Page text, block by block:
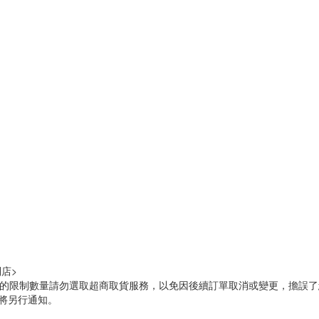
>
制數量請勿選取超商取貨服務，以免因後續訂單取消或變更，擔誤了
行通知。